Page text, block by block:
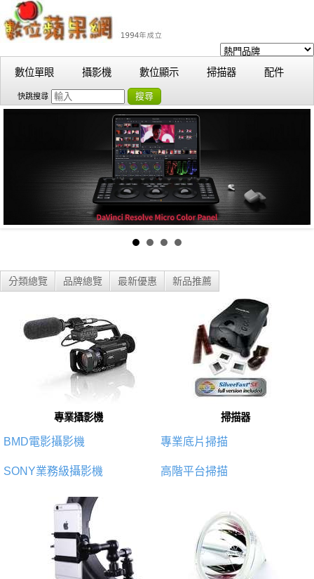
數位單眼 攝影機 數位顯示 掃描器 配件
快跳搜尋 搜尋
分類總覽 品牌總覽 最新優惠 新品推薦
專業攝影機
BMD電影攝影機
SONY業務級攝影機
掃描器
專業底片掃描
高階平台掃描